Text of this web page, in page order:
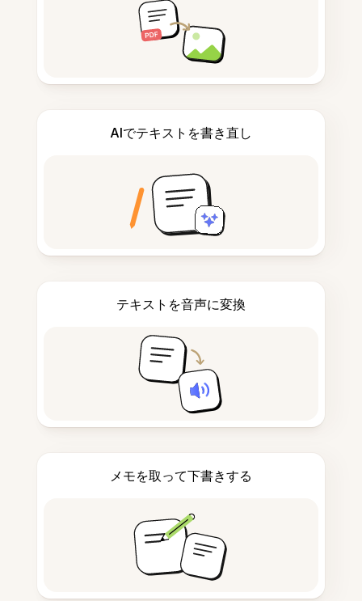
AIでテキストを書き直し
テキストを音声に変換
メモを取って下書きする